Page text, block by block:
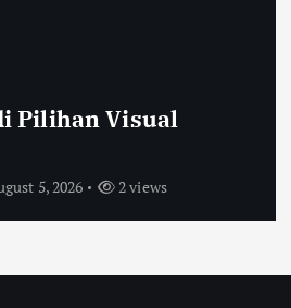
Pilihan Visual
5, 2026 2 views